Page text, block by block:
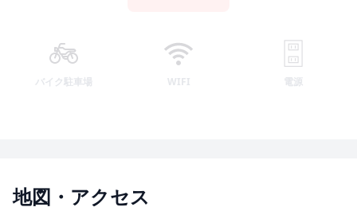
バイク駐車場 WIFI 電源
地図・アクセス